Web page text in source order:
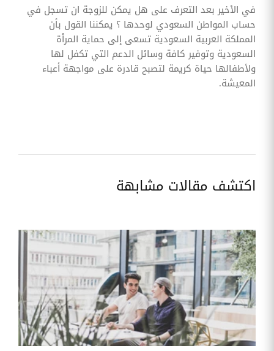
في الأخير بعد التعرف على هل يمكن للزوجة ان تسجل في
حساب المواطن السعودي لوحدها ؟ يمكننا القول بأن
المملكة العربية السعودية تسعى إلى حماية المرأة
السعودية وتوفير كافة وسائل الدعم التي تكفل لها
ولأطفالها حياة كريمة لتصبح قادرة على مواجهة أعباء
المعيشة.
اكتشف مقالات مشابهة